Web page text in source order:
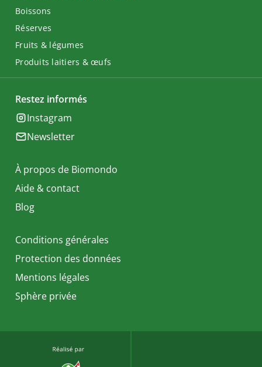
Boissons
Réserves
Fruits & légumes
Produits laitiers & œufs
Restez informés
Instagram
Newsletter
À propos de Biomondo
Aide & contact
Blog
Conditions générales
Protection des données
Mentions légales
Sphère privée